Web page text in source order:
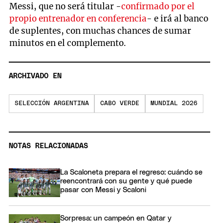
Messi, que no será titular -confirmado por el
propio entrenador en conferencia- e irá al banco
de suplentes, con muchas chances de sumar
minutos en el complemento.
ARCHIVADO EN
SELECCIÓN ARGENTINA CABO VERDE MUNDIAL 2026
NOTAS RELACIONADAS
La Scaloneta prepara el regreso: cuándo se
reencontrará con su gente y qué puede
pasar con Messi y Scaloni
Sorpresa: un campeón en Qatar y